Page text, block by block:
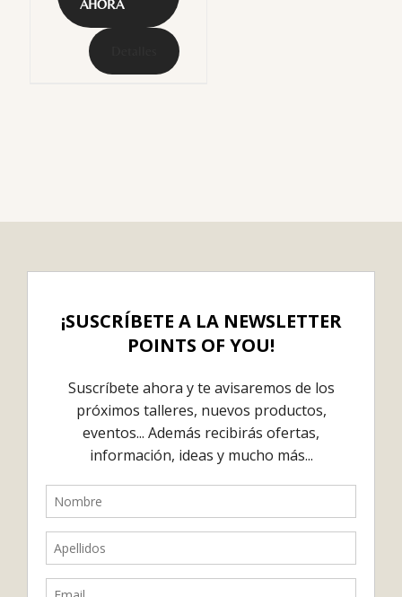
AHORA